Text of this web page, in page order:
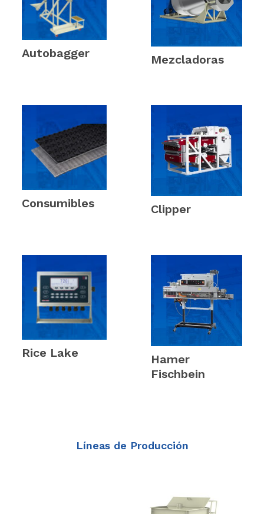
Autobagger
Mezcladoras
Consumibles
Clipper
Rice Lake
Hamer
Fischbein
Líneas de Producción